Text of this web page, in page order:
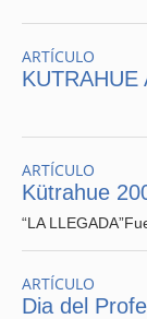
ARTÍCULO
KUTRAHUE
ARTÍCULO
Kütrahue
“LA
ARTÍCULO
Dia del